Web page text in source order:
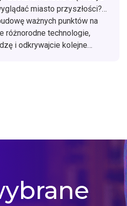
miasto przyszłości?
składa, bo potrzebujemy
ważnych punktów na
różnorodne technologie,
i odkrywajcie kolejne